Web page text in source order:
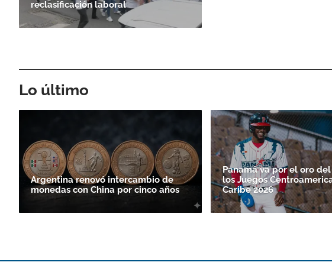
reclasificación laboral
Lo último
Argentina renovó intercambio de
monedas con China por cinco años
Panamá va por el oro
los Juegos
Caribe 2026